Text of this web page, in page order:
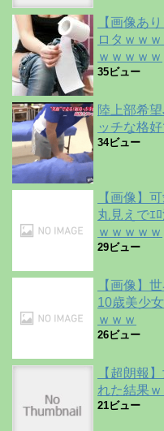
【画像あ
ロタｗｗ
ｗｗｗｗｗ
35ビュー
陸上部希
ッチな格
34ビュー
【画像】
丸見えでｴ
ｗｗｗｗｗ
29ビュー
【画像】
10歳美少
ｗｗｗ
26ビュー
【超朗報
れた結果
21ビュー